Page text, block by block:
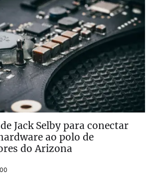
Jack Selby para conectar
ao polo de
do Arizona